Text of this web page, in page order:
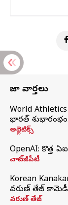
తాజా వార్తలు
World
భారత్‌
అథ్లెటిక్స్
OpenAI: కొత్త
చాట్‌జీపీటీ
Korean
వరుణ్ తేజ్
వరుణ్ తేజ్